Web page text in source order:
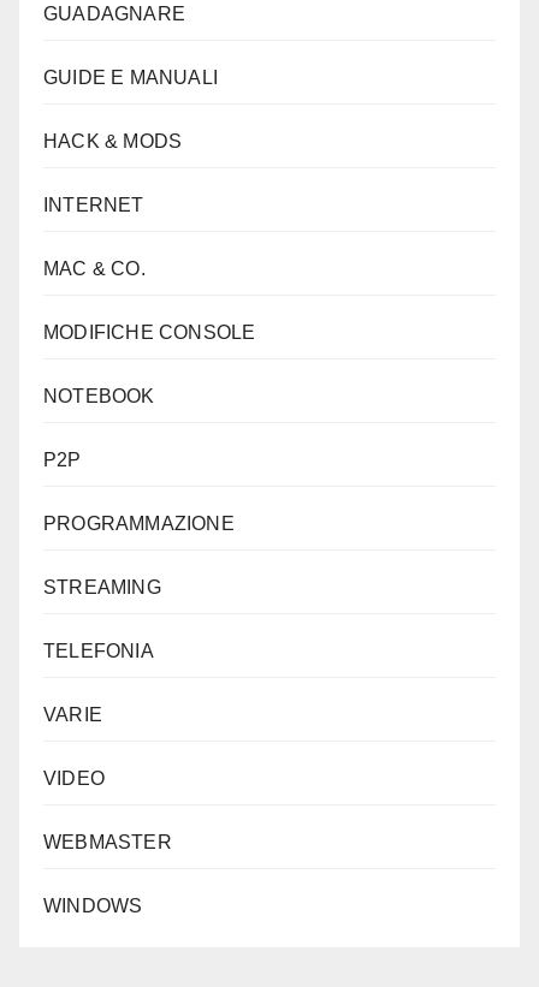
GUADAGNARE
GUIDE E MANUALI
HACK & MODS
INTERNET
MAC & CO.
MODIFICHE CONSOLE
NOTEBOOK
P2P
PROGRAMMAZIONE
STREAMING
TELEFONIA
VARIE
VIDEO
WEBMASTER
WINDOWS